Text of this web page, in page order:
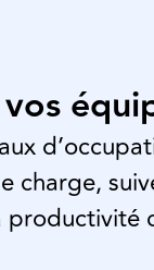
charge,
productivité